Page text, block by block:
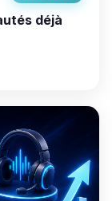
déjà